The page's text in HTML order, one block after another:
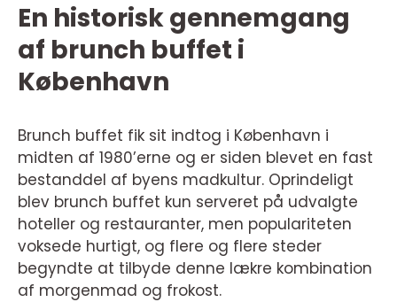
En historisk gennemgang
af brunch buffet i
København
Brunch buffet fik sit indtog i København i
midten af 1980’erne og er siden blevet en fast
bestanddel af byens madkultur. Oprindeligt
blev brunch buffet kun serveret på udvalgte
hoteller og restauranter, men populariteten
voksede hurtigt, og flere og flere steder
begyndte at tilbyde denne lækre kombination
af morgenmad og frokost.